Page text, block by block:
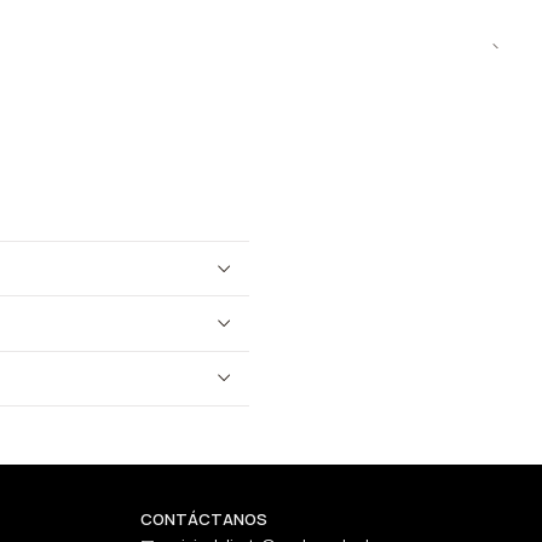
CONTÁCTANOS